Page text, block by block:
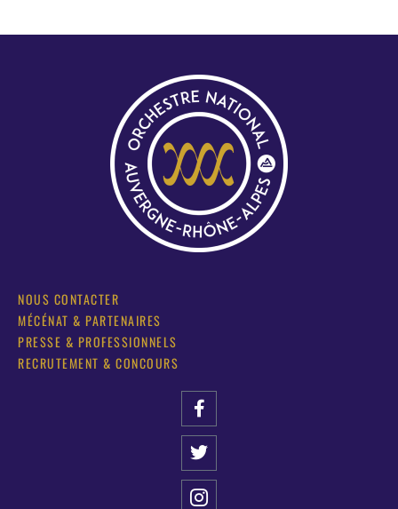
NOUS CONTACTER
MÉCÉNAT & PARTENAIRES
PRESSE & PROFESSIONNELS
RECRUTEMENT & CONCOURS